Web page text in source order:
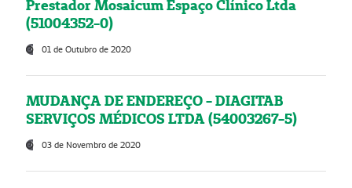
Prestador Mosaicum Espaço Clínico Ltda
(51004352-0)
01 de Outubro de 2020
MUDANÇA DE ENDEREÇO - DIAGITAB
SERVIÇOS MÉDICOS LTDA (54003267-5)
03 de Novembro de 2020